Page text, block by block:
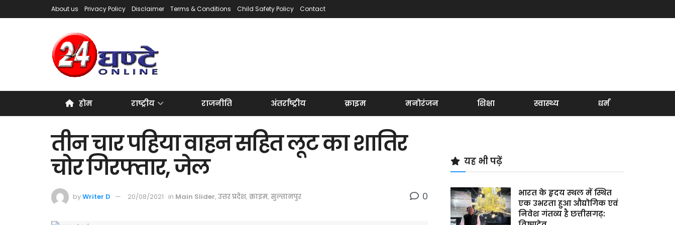
About us Privacy Policy Disclaimer Terms & Conditions Child Safety Policy Contact
होम राष्ट्रीय राजनीति अंतर्राष्ट्रीय क्राइम मनोरंजन शिक्षा स्वास्थ्य धर्म
तीन चार पहिया वाहन सहित लूट का शातिर
चोर गिरफ्तार, जेल
byWriter D 20/08/2021 in Main Slider, उत्तर प्रदेश, क्राइम, सुल्तानपुर 0
यह भी पढ़ें
भारत के हृदय स्थल में स्थित
एक उभरता हुआ औद्योगिक एवं
निवेश गंतव्य है छत्तीसगढ़: